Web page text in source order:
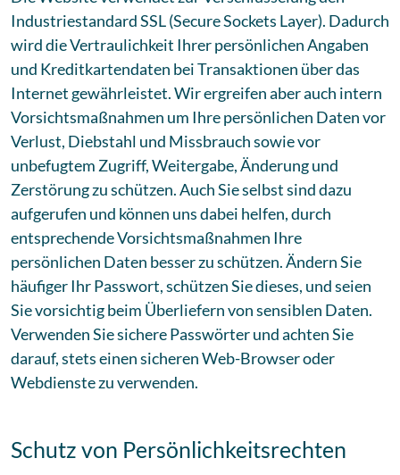
Industriestandard SSL (Secure Sockets Layer). Dadurch
wird die Vertraulichkeit Ihrer persönlichen Angaben
und Kreditkartendaten bei Transaktionen über das
Internet gewährleistet. Wir ergreifen aber auch intern
Vorsichtsmaßnahmen um Ihre persönlichen Daten vor
Verlust, Diebstahl und Missbrauch sowie vor
unbefugtem Zugriff, Weitergabe, Änderung und
Zerstörung zu schützen. Auch Sie selbst sind dazu
aufgerufen und können uns dabei helfen, durch
entsprechende Vorsichtsmaßnahmen Ihre
persönlichen Daten besser zu schützen. Ändern Sie
häufiger Ihr Passwort, schützen Sie dieses, und seien
Sie vorsichtig beim Überliefern von sensiblen Daten.
Verwenden Sie sichere Passwörter und achten Sie
darauf, stets einen sicheren Web-Browser oder
Webdienste zu verwenden.
Schutz von Persönlichkeitsrechten